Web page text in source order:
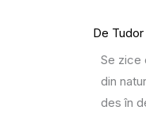
De Tudor
Se zice
din
des în